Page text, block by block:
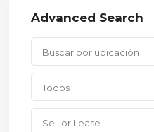
Advanced Search
Buscar por ubicación
Todos
Sell or Lease